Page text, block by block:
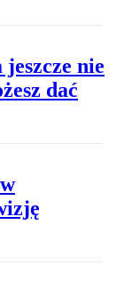
nie
dać